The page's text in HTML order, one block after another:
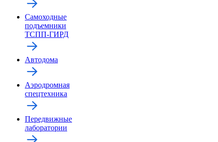
Самоходные
подъемники
ТСПП-ГИРД
Автодома
Аэродромная
спецтехника
Передвижные
лаборатории